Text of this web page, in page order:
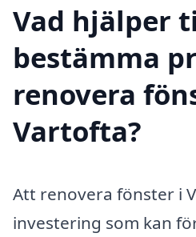
Vad hjälper
bestämma
renovera
Vartofta?
Att renovera fönster i
investering som kan